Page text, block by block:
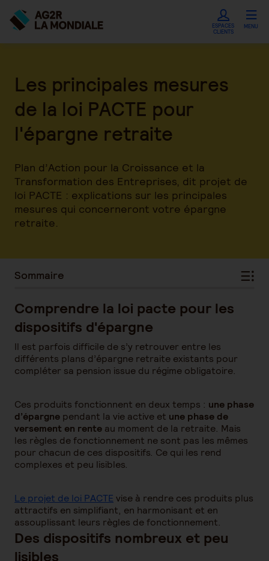
ESPACES
CLIENTS
MENU
Les principales mesures
de la loi PACTE pour
l'épargne retraite
Plan d’Action pour la Croissance et la
Transformation des Entreprises, dit projet de
loi PACTE : explications sur les principales
mesures qui concerneront votre épargne
retraite.
Sommaire
Comprendre la loi pacte pour les
dispositifs d'épargne
Il est parfois difficile de s’y retrouver entre les
différents plans d’épargne retraite existants pour
compléter sa pension issue du régime obligatoire.
Ces produits fonctionnent en deux temps : une phase
d’épargne pendant la vie active et une phase de
versement en rente au moment de la retraite. Mais
les règles de fonctionnement ne sont pas les mêmes
pour chacun de ces dispositifs. Ce qui les rend
complexes et peu lisibles.
Le projet de loi PACTE vise à rendre ces produits plus
attractifs en simplifiant, en harmonisant et en
assouplissant leurs règles de fonctionnement.
Des dispositifs nombreux et peu
lisibles